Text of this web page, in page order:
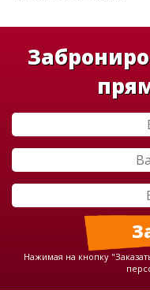
Нажимая на кнопку